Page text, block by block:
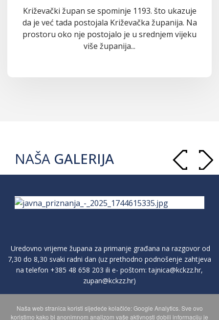
Križevački župan se spominje 1193. što ukazuje
da je već tada postojala Križevačka županija. Na
prostoru oko nje postojalo je u srednjem vijeku
više županija...
NAŠA GALERIJA
Uredovno vrijeme župana za primanje građana na razgovor od
7,30 do 8,30 svaki radni dan (uz prethodno podnošenje zahtjeva
na telefon +385 48 658 203 ili e- poštom:tajnica@kckzz.hr,
zupan@kckzz.hr)
POLITIKA ZAŠTITE PRIVATNOSTI OSOBNIH PODATAKA
Naša web stranica koristi sljedeće kolačiće: Google Analytics. Sve ovo
koristimo kako bi anonimnom analizom vaše aktivnosti dobili informaciju je